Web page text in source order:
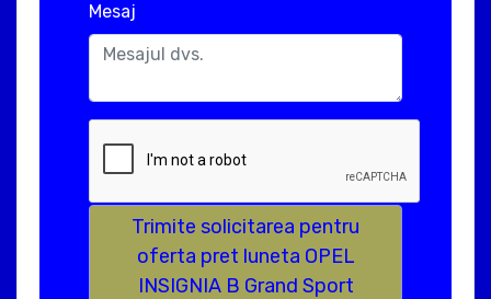
Mesaj
Trimite solicitarea pentru
oferta pret luneta OPEL
INSIGNIA B Grand Sport